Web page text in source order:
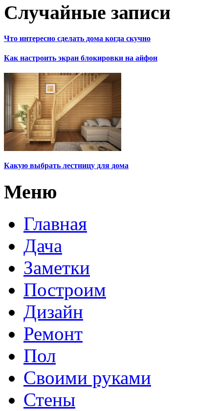
Случайные записи
Что интересно сделать дома когда скучно
Как настроить экран блокировки на айфон
Какую выбрать лестницу для дома
Меню
Главная
Дача
Заметки
Построим
Дизайн
Ремонт
Пол
Своими руками
Стены